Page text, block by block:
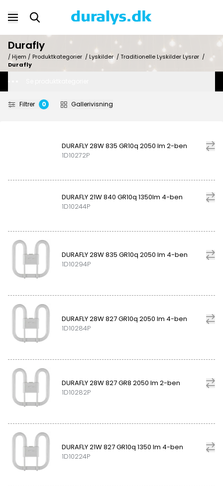
Durafly
/ Hjem / Produktkategorier / Lyskilder /Traditionelle Lyskilder Lysrør /
Durafly
Filtrer 0 Gallerivisning
DURAFLY 28W 835 GR10q 2050 lm 2-ben
1D10272P
DURAFLY 21W 840 GR10q 1350lm 4-ben
1D10244P
DURAFLY 28W 835 GR10q 2050 lm 4-ben
1D10294P
DURAFLY 28W 827 GR10q 2050 lm 4-ben
1D10284P
DURAFLY 28W 827 GR8 2050 lm 2-ben
1D10282P
DURAFLY 21W 827 GR10q 1350 lm 4-ben
1D10224P